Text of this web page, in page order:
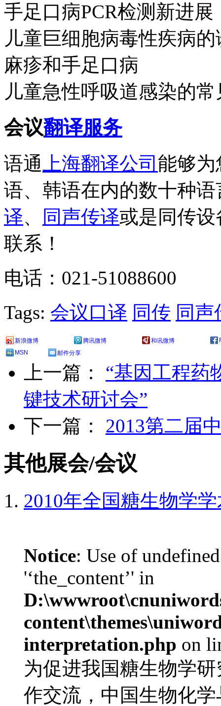
手足口病PCR检测新进展
儿童巨细胞病毒性疾病
麻疹和手足口病
儿童急性呼吸道感染的
会议翻译服务
语通 上海翻译公司 能够
语、韩语在内的数十种语
译、 同声传译或是同传
联系！
电话：021-51088600
Tags: 会议口译 同传 同声
新浪微博 腾讯微博 和讯微博
MSN
邮件分享
上一篇： “基因工程药
键技术研讨会”
下一篇： 2013第二届
其他展会/会议
2010年全国糖生物学
Notice: Use of
'‘the_content’' in
interpretation.php on
为促进我国糖生物学
作交流，中国生物化